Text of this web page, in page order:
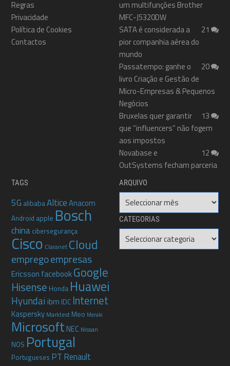
Regras
Privacidade
Política de Cookies
Contactos
um multifunções Brother
MFC-J5320DW
21
SATA é considerada a
pior companhia aérea do
mundo
20
Passatempo: ganhe o
livro Criação e Gestão de
Micro-Empresas & Pequenos
Negócios
13
Bruxelas quer garantir
que “influencers” não fogem
aos impostos
12
Novabase e
OutSystems fecham parceria
TAGS
5G alibabaAlticeAnacom
Android apple Bosch
china cibersegurança
Cisco Claranet Cloud
empregoempresas
Ericsson facebookGoogle
Hisense Honda Huawei
Hyundai ibm IDC Internet
Kaspersky Marktest Meo Meraki
MicrosoftNEC Nissan
NOS Portugal
Portugueses PT Renault
ARQUIVO
Arquivo
CATEGORIAS
Categorias